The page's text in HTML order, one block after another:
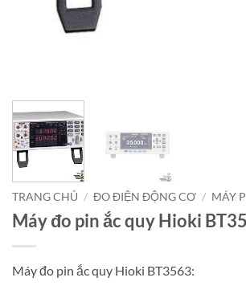
TRANG CHỦ / ĐO ĐIỆN ĐỘNG CƠ / MÁY
Máy đo pin ắc quy Hioki
Máy đo pin ắc quy Hioki BT3563: